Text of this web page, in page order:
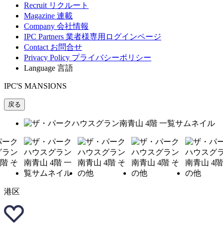
Recruit リクルート
Magazine 連載
Company 会社情報
IPC Partners 業者様専用ログインページ
Contact お問合せ
Privacy Policy プライバシーポリシー
Language 言語
IPC'S MANSIONS
戻る
港区